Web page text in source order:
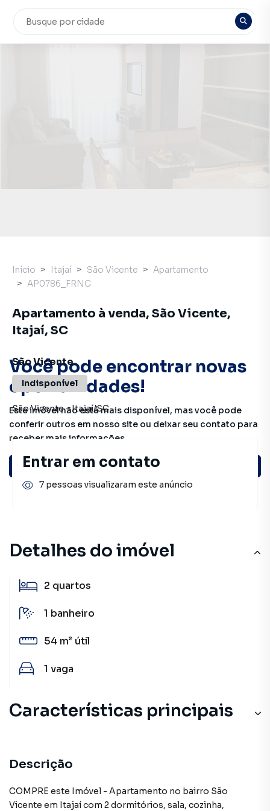
Você pode encontrar novas
oportunidades!
Este imóvel não está mais disponível, mas você pode
conferir outros em nosso site ou deixar seu contato para
receber mais informações.
Ver sugestões
Detalhes do imóvel
2 quartos
1 banheiro
54 m² útil
1 vaga
Características principais
Salão de Festas
Elevador
Descrição
COMPRE este Imóvel - Apartamento no bairro São
Vicente em Itajaí com 2 dormitórios, sala, cozinha,
Início Itajaí São Vicente
Apartamento
AP0786_FRNC
Apartamento à venda, São Vicente,
Itajaí, SC
São Vicente
Indisponível
São Vicente-Itajaí/SC
Entrar em contato
7 pessoas visualizaram este anúncio